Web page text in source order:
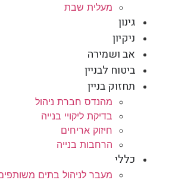
מעלית שבת
גינון
ניקיון
אב ושמירה
ביטוח לבניין
תחזוק בניין
מהנדס חברת ניהול
בדיקת ליקויי בנייה
חיזוק אריחים
הרחבות בנייה
כללי
מעבר לניהול בתים משותפים